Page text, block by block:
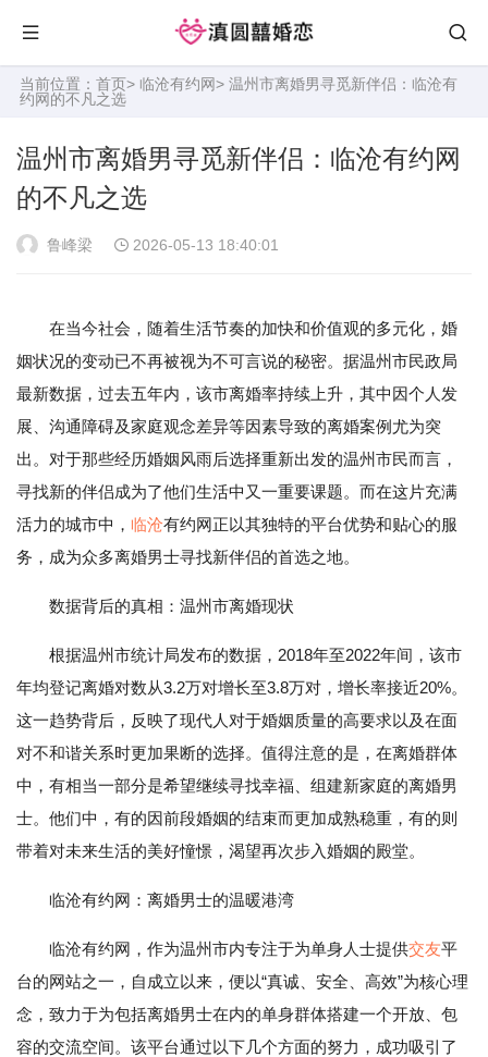
当前位置： 首页> 临沧有约网> 温州市离婚男寻觅新伴侣：临沧有
约网的不凡之选
温州市离婚男寻觅新伴侣：临沧有约网
的不凡之选
鲁峰梁 2026-05-13 18:40:01
在当今社会，随着生活节奏的加快和价值观的多元化，婚
姻状况的变动已不再被视为不可言说的秘密。据温州市民政局
最新数据，过去五年内，该市离婚率持续上升，其中因个人发
展、沟通障碍及家庭观念差异等因素导致的离婚案例尤为突
出。对于那些经历婚姻风雨后选择重新出发的温州市民而言，
寻找新的伴侣成为了他们生活中又一重要课题。而在这片充满
活力的城市中， 临沧有约网正以其独特的平台优势和贴心的服
务，成为众多离婚男士寻找新伴侣的首选之地。
数据背后的真相：温州市离婚现状
根据温州市统计局发布的数据，2018年至2022年间，该市
年均登记离婚对数从3.2万对增长至3.8万对，增长率接近20%。
这一趋势背后，反映了现代人对于婚姻质量的高要求以及在面
对不和谐关系时更加果断的选择。值得注意的是，在离婚群体
中，有相当一部分是希望继续寻找幸福、组建新家庭的离婚男
士。他们中，有的因前段婚姻的结束而更加成熟稳重，有的则
带着对未来生活的美好憧憬，渴望再次步入婚姻的殿堂。
临沧有约网：离婚男士的温暖港湾
临沧有约网，作为温州市内专注于为单身人士提供交友平
台的网站之一，自成立以来，便以“真诚、安全、高效”为核心理
念，致力于为包括离婚男士在内的单身群体搭建一个开放、包
容的交流空间。该平台通过以下几个方面的努力，成功吸引了